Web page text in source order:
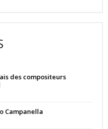
des compositeurs
Campanella